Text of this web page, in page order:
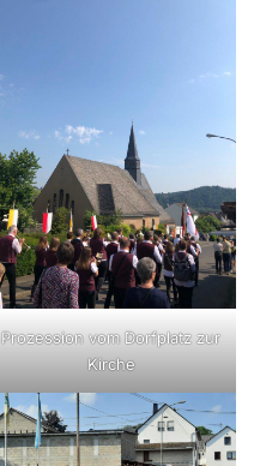
Prozession vom Dorfplatz zur
Kirche